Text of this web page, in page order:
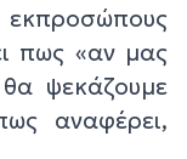
πως «αν μας
ψεκάζουμε
αναφέρει,